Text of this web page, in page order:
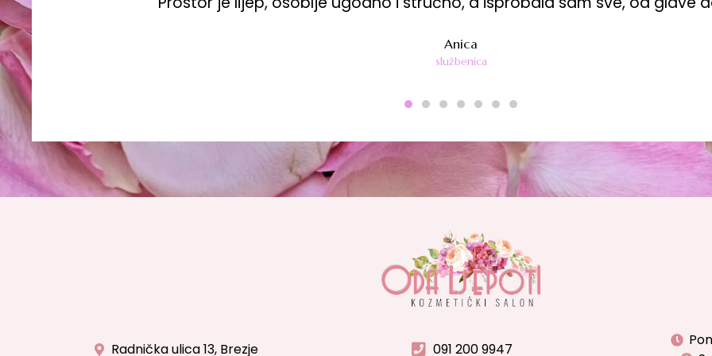
Anica
službenica
Radnička ulica 13, Brezje 091 200 9947